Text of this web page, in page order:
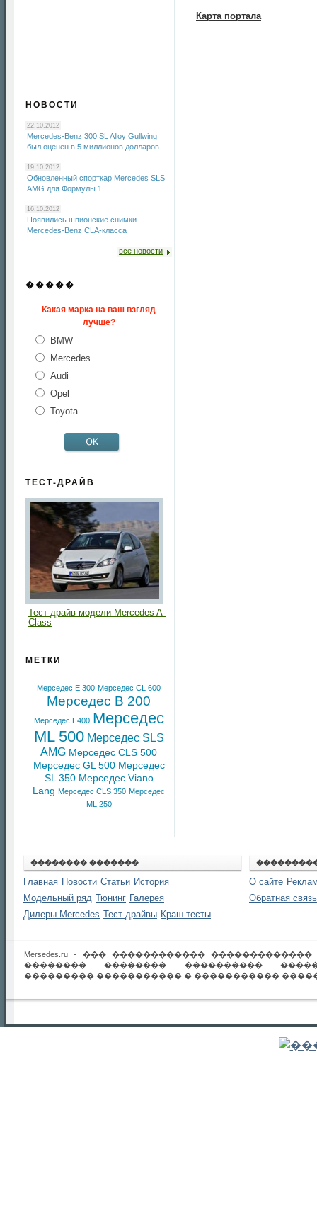
НОВОСТИ
22.10.2012
Mercedes-Benz 300 SL Alloy Gullwing
был оценен в 5 миллионов долларов
19.10.2012
Обновленный спорткар Mercedes SLS
AMG для Формулы 1
16.10.2012
Появились шпионские снимки
Mercedes-Benz CLA-класса
все новости
�����
Какая марка на ваш взгляд
лучше?
BMW
Mercedes
Audi
Opel
Toyota
ТЕСТ-ДРАЙВ
Тест-драйв модели Mercedes A-
Class
МЕТКИ
Мерседес E 300 Мерседес CL 600
Мерседес B 200
Мерседес E400 Мерседес
ML 500 Мерседес SLS
AMG Мерседес CLS 500
Мерседес GL 500 Мерседес
SL 350 Мерседес Viano
Lang Мерседес CLS 350 Мерседес
ML 250
Карта портала
�������� �������
Главная Новости Статьи История
Модельный ряд Тюнинг Галерея
Дилеры Mercedes Тест-драйвы Краш-тесты
О сайте
Обратная связь
Mersedes.ru - ��� ������������
�������� �������� ����������
��������� ����������� � �����������